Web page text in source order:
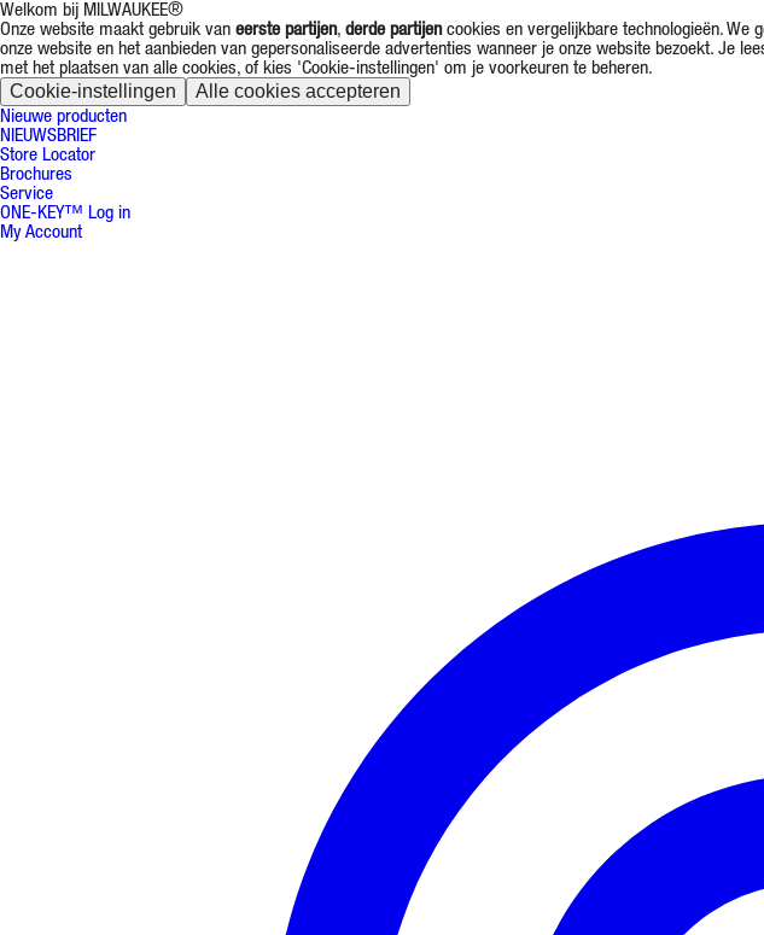
Welkom bij MILWAUKEE®
Onze website maakt gebruik van eerste partijen, derde partijencookies en vergelijkbare technologieën. We
onze website en het aanbieden van gepersonaliseerde advertenties wanneer je onze website bezoekt. Je
met het plaatsen van alle cookies, of kies 'Cookie-instellingen' om je voorkeuren te beheren.
Cookie-instellingen Alle cookies accepteren
Nieuwe producten
NIEUWSBRIEF
Store Locator
Brochures
Service
ONE-KEY™ Log in
My Account